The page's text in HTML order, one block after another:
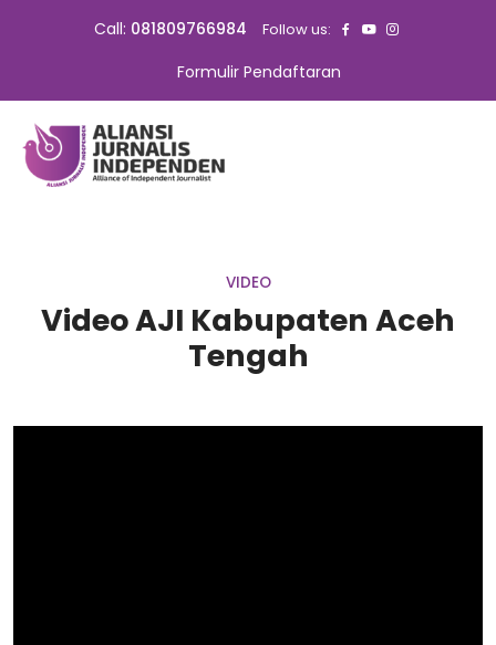
Call: 081809766984 Follow us:
Formulir Pendaftaran
VIDEO
Video AJI Kabupaten Aceh
Tengah